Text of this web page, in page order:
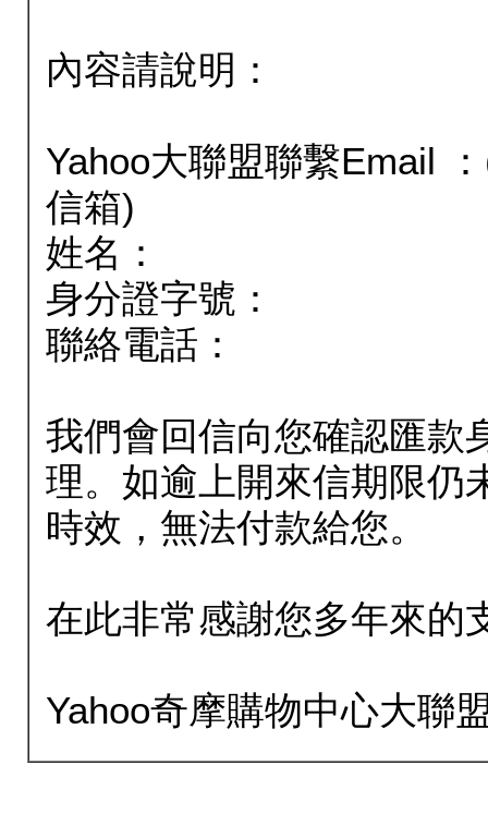
內容請說明：
Yahoo大聯盟聯繫Email
信箱)
姓名：
身分證字號：
聯絡電話：
我們會回信向您確認匯款
理。如逾上開來信期限仍
時效，無法付款給您。
在此非常感謝您多年來的
Yahoo奇摩購物中心大